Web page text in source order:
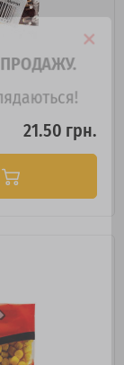
21.50 грн.